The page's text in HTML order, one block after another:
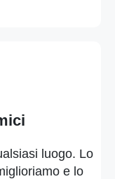
luogo. Lo
e lo